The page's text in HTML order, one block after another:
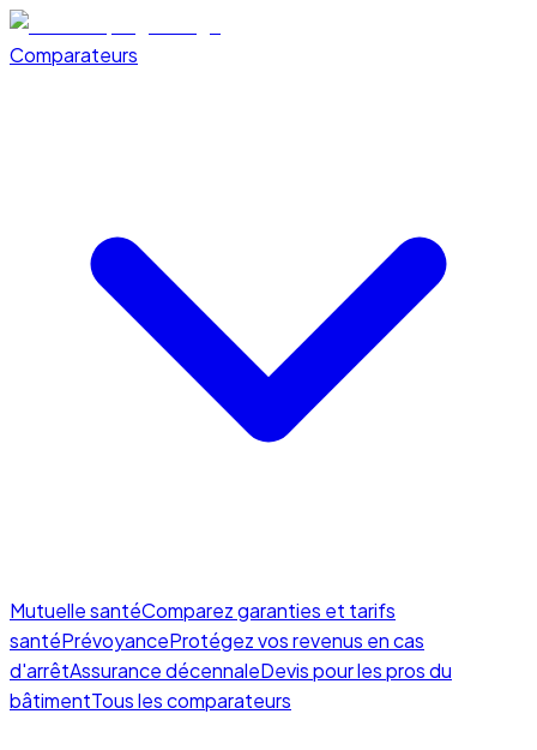
Comparateurs
Mutuelle santéComparez garanties et tarifs
santéPrévoyanceProtégez vos revenus en cas
d'arrêtAssurance décennaleDevis pour les pros du
bâtimentTous les comparateurs